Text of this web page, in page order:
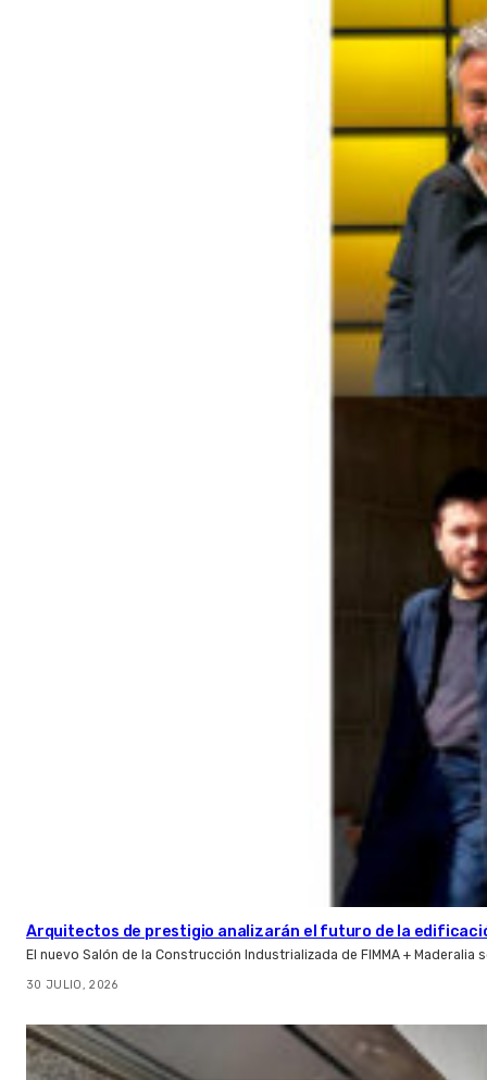
Arquitectos de prestigio analizarán el futuro de la
El nuevo Salón de la Construcción Industrializada de FIMMA +
30 JULIO, 2026